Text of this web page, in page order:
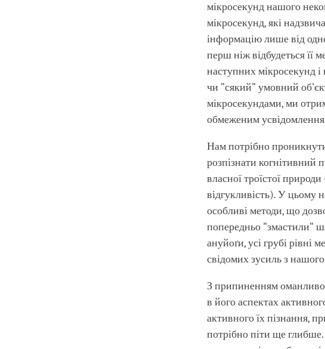
мікросекунд нашого
мікросекунд, які
інформацію лише від
перш ніж відбудеться її
наступних мікросекунд
чи "сякий" умовний
мікросекундами, ми
обмеженим
Нам потрібно
розпізнати когнітивний
власної троїстої
відгукливість). У цьому
особливі методи, що
попередньо "змастили"
ануйоґи, усі грубі рівні
свідомих зусиль з
З припиненням
в його аспектах
активного їх пізнання,
потрібно піти ще